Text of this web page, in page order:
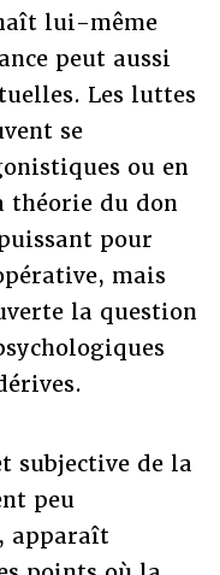
lui-même
peut aussi
Les luttes
se
ou en
théorie du don
pour
mais
la question
subjective de la
peu
apparaît